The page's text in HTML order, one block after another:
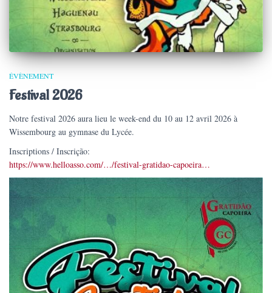
ÉVÈNEMENT
Festival 2026
Notre festival 2026 aura lieu le week-end du 10 au 12 avril 2026 à
Wissembourg au gymnase du Lycée.
Inscriptions / Inscrição:
https://www.helloasso.com/…/festival-gratidao-capoeira…